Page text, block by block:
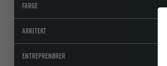
FARGE
ARKITEKT
ENTREPRENØRER